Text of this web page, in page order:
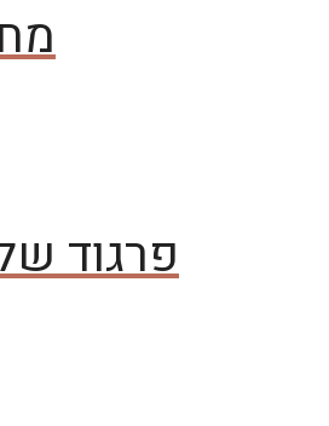
פרגוד